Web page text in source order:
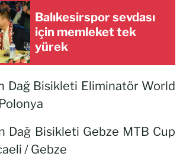
Balıkesirspor sevdası
için memleket tek
yürek
Dağ Bisikleti Eliminatör World
Dağ Bisikleti Gebze MTB Cup
/ Gebze